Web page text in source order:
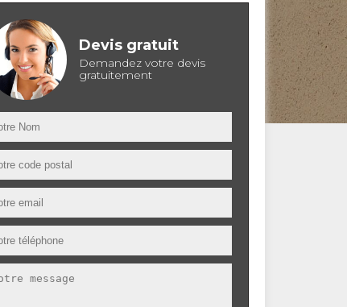
Devis gratuit
Demandez votre devis
gratuitement